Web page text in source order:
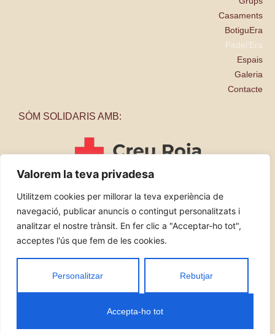
Valorem la teva privadesa
Utilitzem cookies per millorar la teva experiència de
navegació, publicar anuncis o contingut personalitzats i
analitzar el nostre trànsit. En fer clic a "Acceptar-ho tot",
acceptes l'ús que fem de les cookies.
Personalitzar Rebutjar
Accepta-ho tot
Casaments
BotiguEra
Padel’Era
Espais
Galeria
Contacte
SÓM SOLIDARIS AMB:
Dissenyat per Projecte Digital